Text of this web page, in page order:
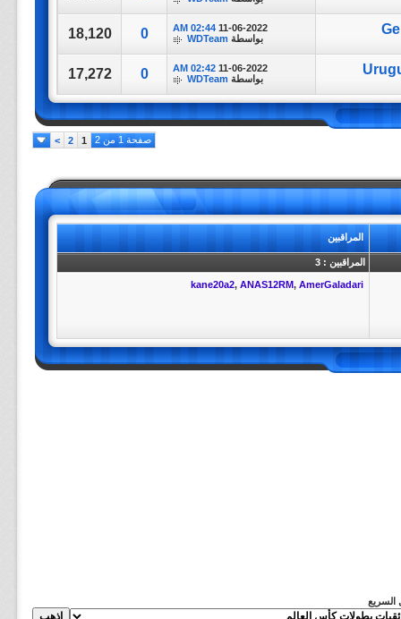
11-06-2022
02:44 AM
بواسطة WDTeam
0
18,120
11-06-2022
02:42 AM
بواسطة WDTeam
0
17,272
صفحة 1 من 2 1
2
>
المراقبين
المراقبين : 3
kane20a2, ANAS12RM, AmerGaladari
السريع